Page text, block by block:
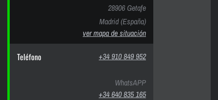
28906 Getafe
Madrid (España)
ver mapa de situación
Teléfono +34 910 849 952
WhatsAPP
+34 640 835 165